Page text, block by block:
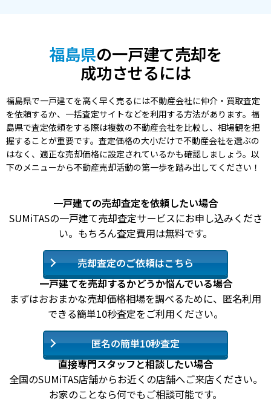
福島県の一戸建て売却を
成功させるには
福島県で一戸建てを高く早く売るには不動産会社に仲介・買取査定
を依頼するか、一括査定サイトなどを利用する方法があります。福
島県で査定依頼をする際は複数の不動産会社を比較し、相場観を把
握することが重要です。査定価格の大小だけで不動産会社を選ぶの
はなく、適正な売却価格に設定されているかも確認しましょう。以
下のメニューから不動産売却活動の第一歩を踏み出してください！
一戸建ての売却査定を依頼したい場合
SUMiTASの一戸建て売却査定サービスにお申し込みくださ
い。もちろん査定費用は無料です。
売却査定のご依頼はこちら
一戸建てを売却するかどうか悩んでいる場合
まずはおおまかな売却価格相場を調べるために、匿名利用
できる簡単10秒査定をご利用ください。
匿名の簡単10秒査定
直接専門スタッフと相談したい場合
全国のSUMiTAS店舗からお近くの店舗へご来店ください。
お家のことなら何でもご相談可能です。